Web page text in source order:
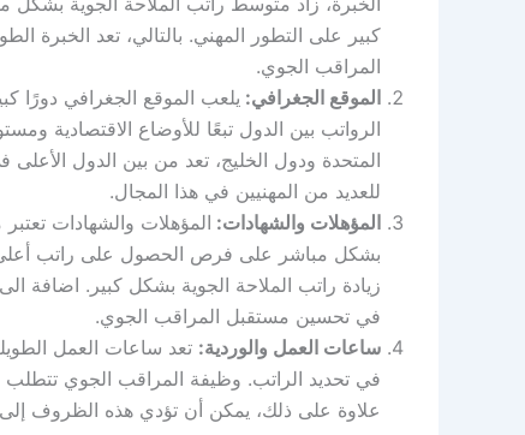
كبير على التطور المهني. بالتالي، تعد الخبرة
المراقب الجوي.
الموقع الجغرافي: يلعب الموقع الجغرافي دورًا
الرواتب بين الدول تبعًا للأوضاع الاقتصادية
المتحدة ودول الخليج، تعد من بين الدول
للعديد من المهنيين في هذا المجال.
المؤهلات والشهادات: المؤهلات والشهادات
بشكل مباشر على فرص الحصول على راتب
زيادة راتب الملاحة الجوية بشكل كبير. اضافة
في تحسين مستقبل المراقب الجوي.
ساعات العمل والوردية: تعد ساعات العمل
في تحديد الراتب. وظيفة المراقب الجوي تتطلب
علاوة على ذلك، يمكن أن تؤدي هذه الظروف إلى